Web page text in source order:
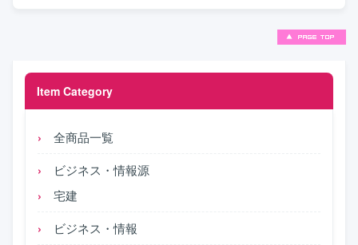
Item Category
全商品一覧
ビジネス・情報源
宅建
ビジネス・情報